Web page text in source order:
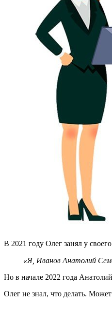
В 2021 году Олег занял у
«Я, Иванов Анатолий
Но в начале 2022 года
Олег не знал, что делать.